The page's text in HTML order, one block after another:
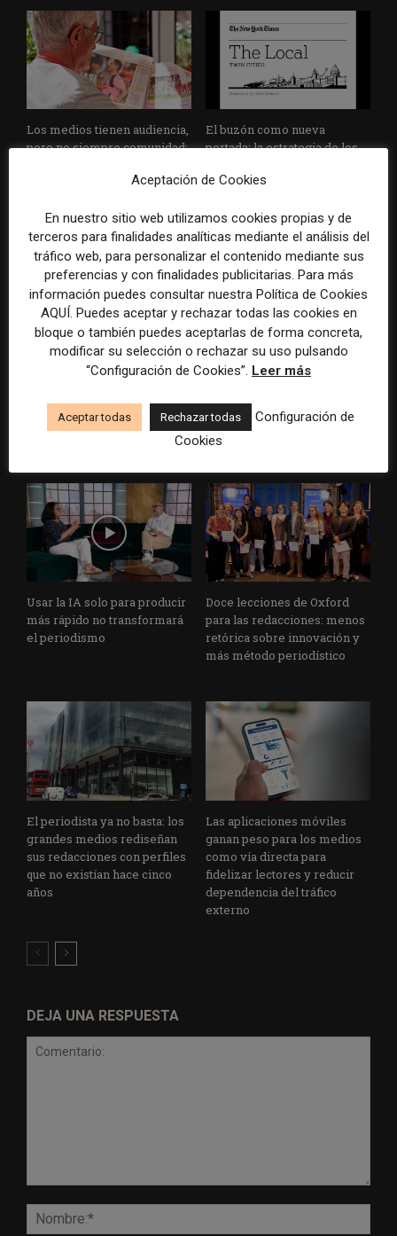
Los medios tienen audiencia,
pero no siempre comunidad:
que siguen las noticias en
El buzón como nueva
portada: la estrategia de los
ciudad a ciudad
Cómo adelantarse a los
en las noticias de última hora:
el ejemplo de USA Today
Cuando el lector ya no llega
llegar a sus rutinas
Usar la IA solo para producir
más rápido no transformará
el periodismo
Doce lecciones de Oxford
para las redacciones: menos
retórica sobre innovación y
más método periodístico
El periodista ya no basta: los
grandes medios rediseñan
sus redacciones con perfiles
que no existían hace cinco
años
Las aplicaciones móviles
ganan peso para los medios
como vía directa para
fidelizar lectores y reducir
dependencia del tráfico
externo
DEJA UNA RESPUESTA
Aceptación de Cookies
En nuestro sitio web utilizamos cookies propias y de
terceros para finalidades analíticas mediante el análisis del
tráfico web, para personalizar el contenido mediante sus
preferencias y con finalidades publicitarias. Para más
información puedes consultar nuestra Política de Cookies
AQUÍ. Puedes aceptar y rechazar todas las cookies en
bloque o también puedes aceptarlas de forma concreta,
modificar su selección o rechazar su uso pulsando
“Configuración de Cookies”. Leer más
Aceptar todas Rechazar todas
Configuración de
Cookies